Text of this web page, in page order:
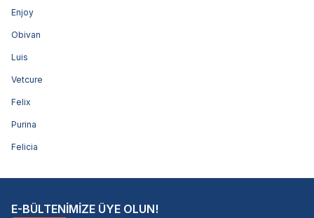
Enjoy
Obivan
Luis
Vetcure
Felix
Purina
Felicia
E-BÜLTENİMİZE ÜYE OLUN!